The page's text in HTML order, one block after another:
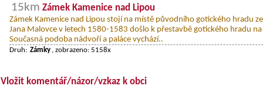
15km Zámek Kamenice nad Lipou
Zámek Kamenice nad Lipou stojí na místě původního gotického hradu
Jana Malovce v letech 1580-1583 došlo k přestavbě gotického hradu na
Současná podoba nádvoří a paláce vychází..
Druh: Zámky , zobrazeno: 5158x
Vložit komentář/názor/vzkaz k obci